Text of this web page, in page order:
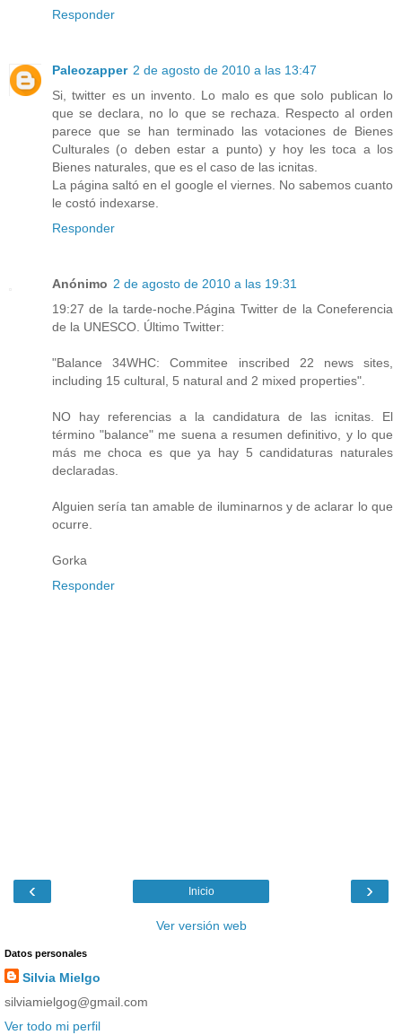
Responder
Paleozapper 2 de agosto de 2010 a las 13:47
Si, twitter es un invento. Lo malo es que solo publican lo
que se declara, no lo que se rechaza. Respecto al orden
parece que se han terminado las votaciones de Bienes
Culturales (o deben estar a punto) y hoy les toca a los
Bienes naturales, que es el caso de las icnitas.
La página saltó en el google el viernes. No sabemos cuanto
le costó indexarse.
Responder
Anónimo 2 de agosto de 2010 a las 19:31
19:27 de la tarde-noche.Página Twitter de la Coneferencia
de la UNESCO. Último Twitter:
"Balance 34WHC: Commitee inscribed 22 news sites,
including 15 cultural, 5 natural and 2 mixed properties".
NO hay referencias a la candidatura de las icnitas. El
término "balance" me suena a resumen definitivo, y lo que
más me choca es que ya hay 5 candidaturas naturales
declaradas.
Alguien sería tan amable de iluminarnos y de aclarar lo que
ocurre.
Gorka
Responder
‹ ›
Inicio
Ver versión web
Datos personales
Silvia Mielgo
silviamielgog@gmail.com
Ver todo mi perfil